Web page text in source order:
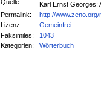
Quelle: Karl Ernst Georges:
Permalink:
http://
Lizenz:
Gemeinfrei
Faksimiles:
1043
Kategorien:
Wörterbuch